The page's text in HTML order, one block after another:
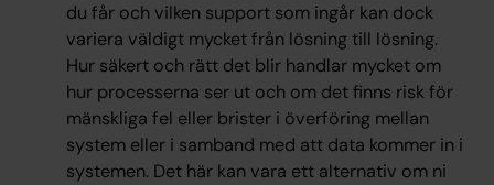
du får och vilken support som ingår kan dock
variera väldigt mycket från lösning till lösning.
Hur säkert och rätt det blir handlar mycket om
hur processerna ser ut och om det finns risk för
mänskliga fel eller brister i överföring mellan
system eller i samband med att data kommer in i
systemen. Det här kan vara ett alternativ om ni